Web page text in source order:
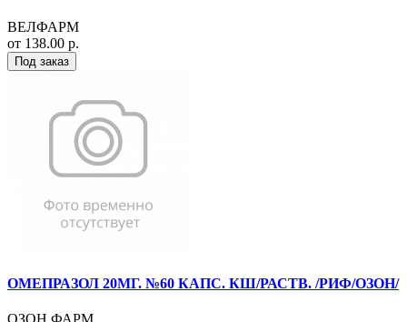
ВЕЛФАРМ
от 138.00 р.
Под заказ
ОМЕПРАЗОЛ 20МГ. №60 КАПС. КШ/РАСТВ. /РИФ/ОЗОН/
ОЗОН ФАРМ